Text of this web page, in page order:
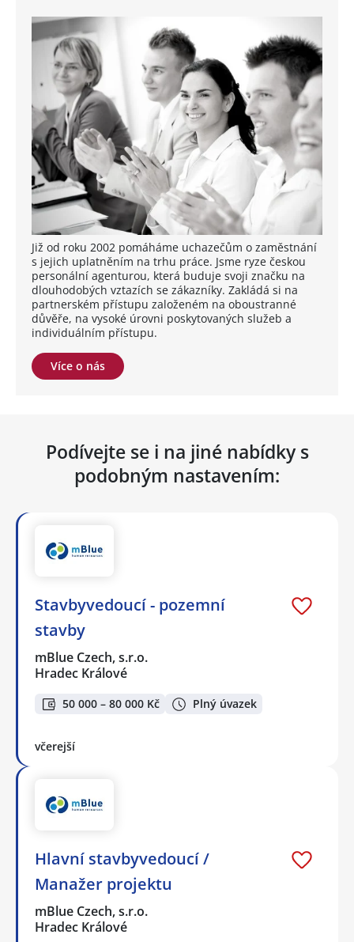
Již od roku 2002 pomáháme uchazečům o zaměstnání
s jejich uplatněním na trhu práce. Jsme ryze českou
personální agenturou, která buduje svoji značku na
dlouhodobých vztazích se zákazníky. Zakládá si na
partnerském přístupu založeném na oboustranné
důvěře, na vysoké úrovni poskytovaných služeb a
individuálním přístupu.
Více o nás
Podívejte se i na jiné nabídky s
podobným nastavením:
Stavbyvedoucí - pozemní
stavby
mBlue Czech, s.r.o.
Hradec Králové
50 000 – 80 000 Kč Plný úvazek
včerejší
Hlavní stavbyvedoucí /
Manažer projektu
mBlue Czech, s.r.o.
Hradec Králové